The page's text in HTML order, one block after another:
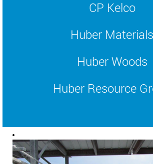
CP Kelco
Huber Materials
Huber Woods
Huber Resource